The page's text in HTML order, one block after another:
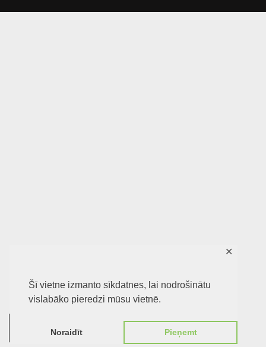
Šī vietne izmanto sīkdatnes, lai nodrošinātu
vislabāko pieredzi mūsu vietnē.
Noraidīt Pieņemt
✕